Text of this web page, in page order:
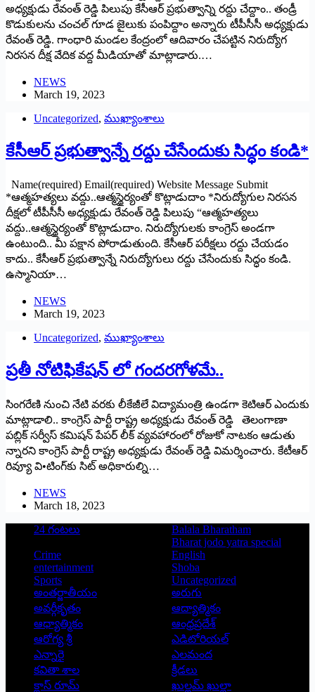
అధ్యక్షుడు రేవంత్ రెడ్డి పిలుపు కేసీఆర్ ప్రభుత్వాన్ని రద్దు చేద్దాం.. తండ్రీ
కొడుకులను చంచల్ గూడ జైలుకు పంపిద్దాం అన్నారు టీపీసీసీ అధ్యక్షుడు
రేవంత్ రెడ్డి. గాంధారి మండల కేంద్రంలో ఆదివారం చేపట్టిన నిరుద్యోగ
నిరసన దీక్ష వేదిక వద్ద మీడియాతో మాట్లాడారు.…
NEWS
March 19, 2023
Uncategorized, ముఖ్యాంశాలు
కేసీఆర్ ప్రభుత్వాన్నే రద్దు చేసేందుకు సిద్ధం కండి*
Name(required) Email(required) Website Message Submit
*ఆత్మహత్యలు వద్దు..ఆత్మస్థైర్యంతో కొట్లాడుదాం *నిరుద్యోగుల నిరసన
దీక్షలో టీపీసీసీ అధ్యక్షుడు రేవంత్ రెడ్డి పిలుపు “ఆత్మహత్యలు
వద్దు..ఆత్మస్థైర్యంతో కొట్లాడుదాం. నిరుద్యోగులకు కాంగ్రెస్ అండగా
ఉంటుంది.. మీ పక్షాన పోరాడుతుంది. కేసీఆర్ పరీక్షలు రద్దు చేయడం
కాదు.. కేసీఆర్ ప్రభుత్వాన్నే నిరుద్యోగులు రద్దు చేసేందుకు సిద్ధం కండి.
ఉస్మానియా…
NEWS
March 19, 2023
Uncategorized, ముఖ్యాంశాలు
‌ప్రతీ నోటిఫికేషన్‌ ‌లో గందరగోళమే..
సింగరేణి నుంచి నేటి వరకు లీకేజీలే విద్యామంత్రి ఉండగా కెటిఆర్‌ ఎం‌దుకు
మాట్లాడాలి.. కాంగ్రెస్‌ ‌పార్టీ రాష్ట్ర అధ్యక్షుడు రేవంత్‌ ‌రెడ్డి తెలంగాణా
పబ్లిక్‌ ‌సర్వీస్‌ ‌కమిషన్‌ ‌పేపర్‌ ‌లీక్‌ ‌వ్యవహారంలో రోజుకో నాటకం ఆడుతు
న్నారని కాంగ్రెస్‌ ‌పార్టీ రాష్ట్ర అధ్యక్షుడు రేవంత్‌ ‌రెడ్డి విమర్శించారు. కేటీఆర్‌
‌రివ్యూ వి•టింగ్‌కు సిట్‌ అధికారుల్ని…
NEWS
March 18, 2023
24 గంటలు
Balala Bharatham
Bharat jodo yatra special
Crime
English
entertainment
Shoba
Sports
Uncategorized
అంతర్జాతీయం
అరుగు
అవర్గీకృతం
ఆద్యాత్మికం
ఆధ్యాత్మికం
ఆంధ్రప్రదేశ్
ఆరోగ్య శ్రీ
ఎడిటోరియల్
ఎన్నారై
ఎలమంద
కవితా శాల
క్రీడలు
క్లాస్ రూమ్
ఖుల్లమ్ ఖుల్లా